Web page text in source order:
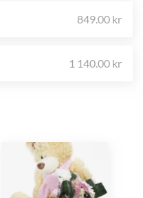
849.00 kr
1 140.00 kr